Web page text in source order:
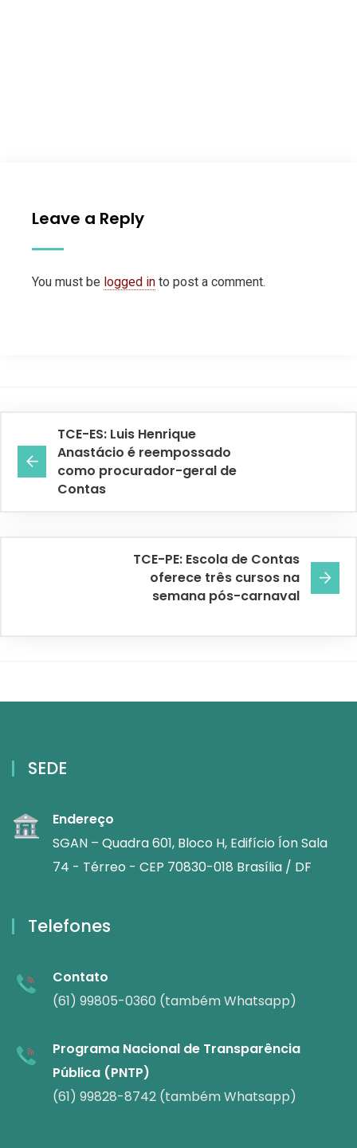
Leave a Reply
You must be logged in to post a comment.
TCE-ES: Luis Henrique
Anastácio é reempossado
como procurador-geral de
Contas
TCE-PE: Escola de Contas
oferece três cursos na
semana pós-carnaval
SEDE
Endereço
SGAN – Quadra 601, Bloco H, Edifício Íon Sala
74 - Térreo - CEP 70830-018 Brasília / DF
Telefones
Contato
(61) 99805-0360 (também Whatsapp)
Programa Nacional de Transparência
Pública (PNTP)
(61) 99828-8742 (também Whatsapp)